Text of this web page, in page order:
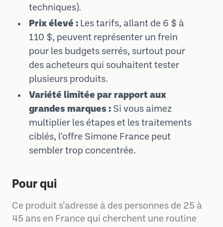
techniques).
Prix élevé : Les tarifs, allant de 6 $ à
110 $, peuvent représenter un frein
pour les budgets serrés, surtout pour
des acheteurs qui souhaitent tester
plusieurs produits.
Variété limitée par rapport aux
grandes marques : Si vous aimez
multiplier les étapes et les traitements
ciblés, l'offre Simone France peut
sembler trop concentrée.
Pour qui
Ce produit s'adresse à des personnes de 25 à
45 ans en France qui cherchent une routine